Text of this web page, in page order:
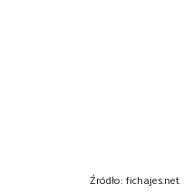
Źródło: fichajes.net